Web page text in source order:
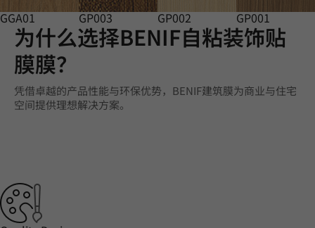
GGA01 GP003 GP002 GP001
为什么选择BENIF自粘装饰贴
膜膜？
凭借卓越的产品性能与环保优势，BENIF建筑膜为商业与住宅
空间提供理想解决方案。